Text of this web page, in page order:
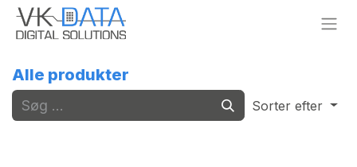
Skip to Content
Alle produkter
Sorter efter